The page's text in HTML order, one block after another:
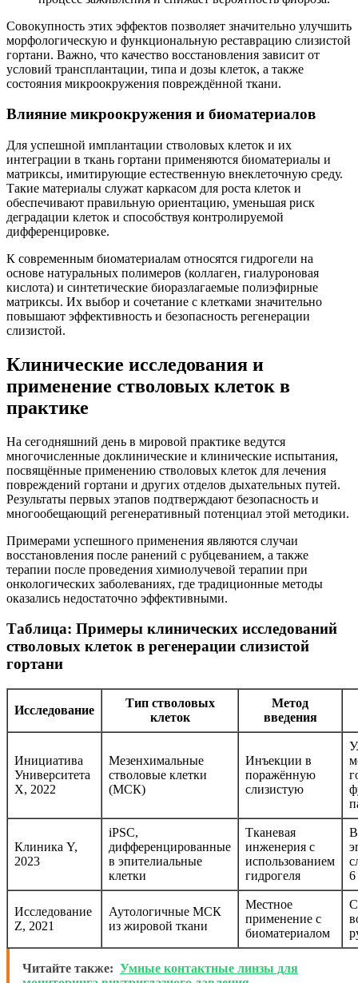
Совокупность этих эффектов позволяет значительно улучшить
морфологическую и функциональную реставрацию слизистой
гортани. Важно, что качество восстановления зависит от
условий трансплантации, типа и дозы клеток, а также
состояния микроокружения повреждённой ткани.
Влияние микроокружения и биоматериалов
Для успешной имплантации стволовых клеток и их
интеграции в ткань гортани применяются биоматериалы и
матриксы, имитирующие естественную внеклеточную среду.
Такие материалы служат каркасом для роста клеток и
обеспечивают правильную ориентацию, уменьшая риск
деградации клеток и способствуя контролируемой
дифференцировке.
К современным биоматериалам относятся гидрогели на
основе натуральных полимеров (коллаген, гиалуроновая
кислота) и синтетические биоразлагаемые полиэфирные
матриксы. Их выбор и сочетание с клетками значительно
повышают эффективность и безопасность регенерации
слизистой.
Клинические исследования и
применение стволовых клеток в
практике
На сегодняшний день в мировой практике ведутся
многочисленные доклинические и клинические испытания,
посвящённые применению стволовых клеток для лечения
повреждений гортани и других отделов дыхательных путей.
Результаты первых этапов подтверждают безопасность и
многообещающий регенеративный потенциал этой методики.
Примерами успешного применения являются случаи
восстановления после ранений с рубцеванием, а также
терапии после проведения химиолучевой терапии при
онкологических заболеваниях, где традиционные методы
оказались недостаточно эффективными.
Таблица: Примеры клинических исследований
стволовых клеток в регенерации слизистой
гортани
Исследование
Тип стволовых
клеток
Метод
введения
Инициатива
Университета
X, 2022
Мезенхимальные
стволовые клетки
(МСК)
Инъекции в
поражённую
слизистую
Клиника Y,
2023
iPSC,
дифференцированные
в эпителиальные
клетки
Тканевая
инженерия с
использованием
гидрогеля
6
Исследование
Z, 2021
Аутологичные МСК
из жировой ткани
Местное
применение с
биоматериалом
Читайте также: Умные контактные линзы для